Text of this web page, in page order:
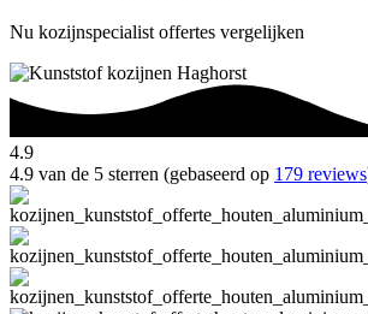
Nu kozijnspecialist offertes vergelijken
4.9
4.9 van de 5 sterren (gebaseerd op 179 reviews